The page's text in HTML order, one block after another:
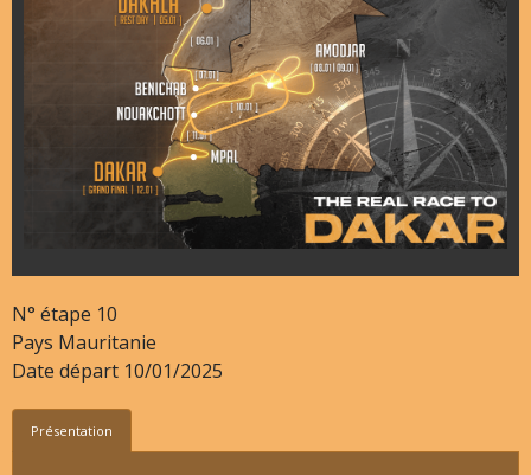
N° étape 10
Pays Mauritanie
Date départ 10/01/2025
Présentation